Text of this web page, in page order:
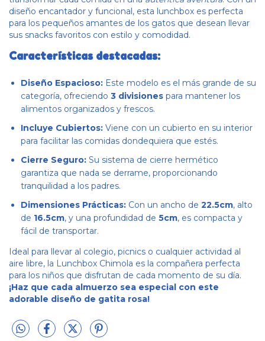
diseño encantador y funcional, esta lunchbox es perfecta
para los pequeños amantes de los gatos que desean llevar
sus snacks favoritos con estilo y comodidad.
Características destacadas:
Diseño Espacioso: Este modelo es el más grande de su
categoría, ofreciendo 3 divisiones para mantener los
alimentos organizados y frescos.
Incluye Cubiertos: Viene con un cubierto en su interior
para facilitar las comidas dondequiera que estés.
Cierre Seguro: Su sistema de cierre hermético
garantiza que nada se derrame, proporcionando
tranquilidad a los padres.
Dimensiones Prácticas: Con un ancho de 22.5cm, alto
de 16.5cm, y una profundidad de 5cm, es compacta y
fácil de transportar.
Ideal para llevar al colegio, picnics o cualquier actividad al
aire libre, la Lunchbox Chimola es la compañera perfecta
para los niños que disfrutan de cada momento de su día.
¡Haz que cada almuerzo sea especial con este
adorable diseño de gatita rosa!